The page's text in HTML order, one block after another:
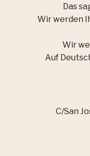
Das
Wir werden
Wir
Auf
C/San